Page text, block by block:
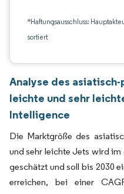
*Haftungsausschluss:
sortiert
Analyse des
leichte und sehr
Intelligence
Die Marktgröße des
und sehr leichte Jets wird im
geschätzt und soll bis 2030
erreichen, bei einer